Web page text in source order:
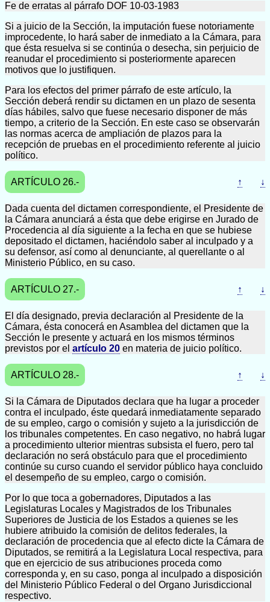
Fe de erratas al párrafo DOF 10-03-1983
Si a juicio de la Sección, la imputación fuese notoriamente
improcedente, lo hará saber de inmediato a la Cámara, para
que ésta resuelva si se continúa o desecha, sin perjuicio de
reanudar el procedimiento si posteriormente aparecen
motivos que lo justifiquen.
Para los efectos del primer párrafo de este artículo, la
Sección deberá rendir su dictamen en un plazo de sesenta
días hábiles, salvo que fuese necesario disponer de más
tiempo, a criterio de la Sección. En este caso se observarán
las normas acerca de ampliación de plazos para la
recepción de pruebas en el procedimiento referente al juicio
político.
ARTÍCULO 26.- ↑ ↓
Dada cuenta del dictamen correspondiente, el Presidente de
la Cámara anunciará a ésta que debe erigirse en Jurado de
Procedencia al día siguiente a la fecha en que se hubiese
depositado el dictamen, haciéndolo saber al inculpado y a
su defensor, así como al denunciante, al querellante o al
Ministerio Público, en su caso.
ARTÍCULO 27.- ↑ ↓
El día designado, previa declaración al Presidente de la
Cámara, ésta conocerá en Asamblea del dictamen que la
Sección le presente y actuará en los mismos términos
previstos por el artículo 20 en materia de juicio político.
ARTÍCULO 28.- ↑ ↓
Si la Cámara de Diputados declara que ha lugar a proceder
contra el inculpado, éste quedará inmediatamente separado
de su empleo, cargo o comisión y sujeto a la jurisdicción de
los tribunales competentes. En caso negativo, no habrá lugar
a procedimiento ulterior mientras subsista el fuero, pero tal
declaración no será obstáculo para que el procedimiento
continúe su curso cuando el servidor público haya concluido
el desempeño de su empleo, cargo o comisión.
Por lo que toca a gobernadores, Diputados a las
Legislaturas Locales y Magistrados de los Tribunales
Superiores de Justicia de los Estados a quienes se les
hubiere atribuido la comisión de delitos federales, la
declaración de procedencia que al efecto dicte la Cámara de
Diputados, se remitirá a la Legislatura Local respectiva, para
que en ejercicio de sus atribuciones proceda como
corresponda y, en su caso, ponga al inculpado a disposición
del Ministerio Público Federal o del Organo Jurisdiccional
respectivo.